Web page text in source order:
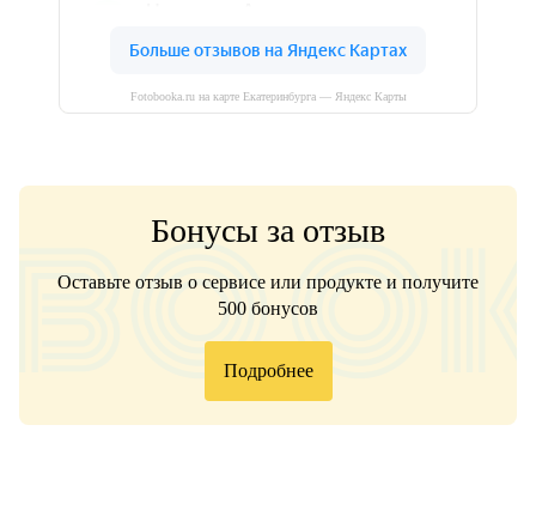
Fotobooka.ru на карте Екатеринбурга — Яндекс Карты
Бонусы за отзыв
Оставьте отзыв о сервисе или продукте и получите
500 бонусов
Подробнее